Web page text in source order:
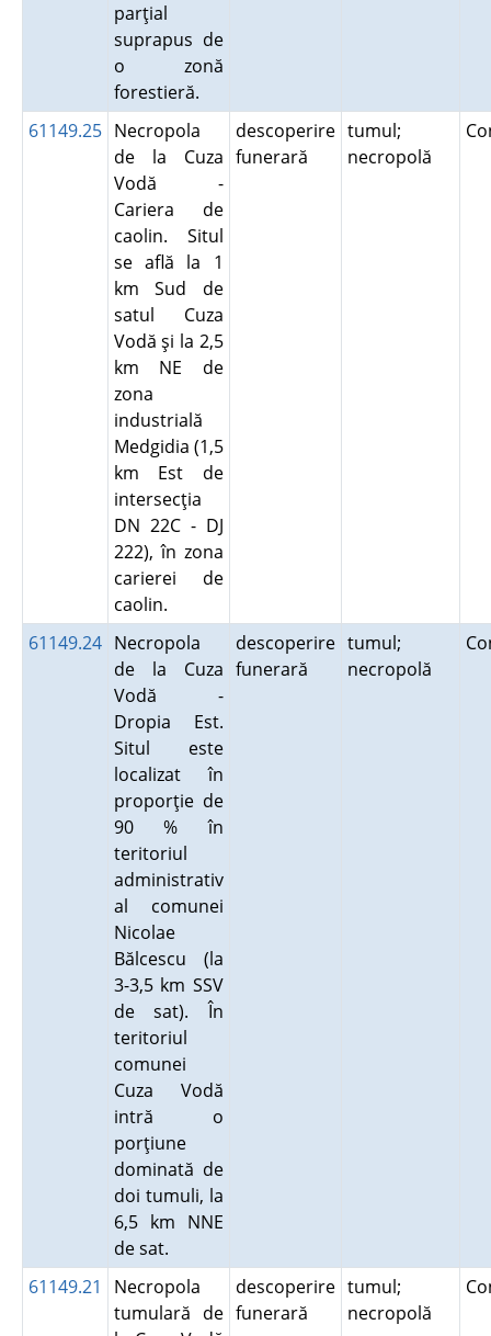
parţial
suprapus de
o zonă
forestieră.
61149.25 Necropola
de la Cuza
Vodă -
Cariera de
caolin. Situl
se află la 1
km Sud de
satul Cuza
Vodă şi la 2,5
km NE de
zona
industrială
Medgidia (1,5
km Est de
intersecţia
DN 22C - DJ
222), în zona
carierei de
caolin.
descoperire
funerară
tumul;
necropolă
61149.24 Necropola
de la Cuza
Vodă -
Dropia Est.
Situl este
localizat în
proporţie de
90 % în
teritoriul
administrativ
al comunei
Nicolae
Bălcescu (la
3-3,5 km SSV
de sat). În
teritoriul
comunei
Cuza Vodă
intră o
porţiune
dominată de
doi tumuli, la
6,5 km NNE
de sat.
descoperire
funerară
tumul;
necropolă
61149.21
Necropola
tumulară de
descoperire
funerară
tumul;
necropolă